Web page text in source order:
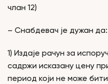
члан 12)
– Снабдевач је дужан да:
1) Издаје рачун за
садржи исказану цену
период који не може